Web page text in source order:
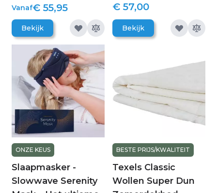
Vanaf€ 55,95
Bekijk
€ 57,00
Bekijk
ONZE KEUS
Slaapmasker -
Slowwave Serenity
BESTE PRIJS/KWALITEIT
Texels Classic
Wollen Super Dun